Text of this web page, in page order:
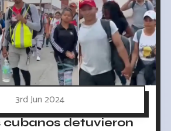
3rd Jun 2024
cubanos detuvieron